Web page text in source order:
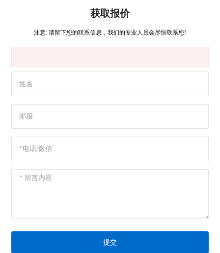
获取报价
注意: 请留下您的联系信息，我们的专业人员会尽快联系您!
提交